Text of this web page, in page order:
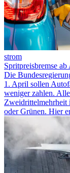
strom
Spritpreisbremse
Die
1. April sollen
weniger zahlen.
Zweidrittelmehrheit
oder Grünen. Hier